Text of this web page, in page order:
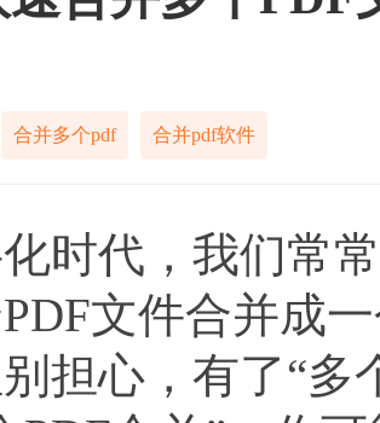
合并多个pdf 合并pdf软件
时代，我们常
文件合并成
担心，有了“多